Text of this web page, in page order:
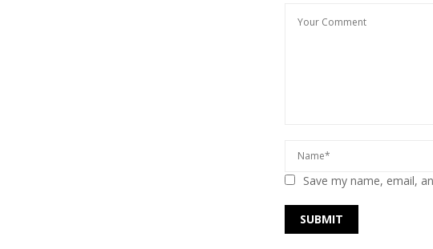
Save my name, email,